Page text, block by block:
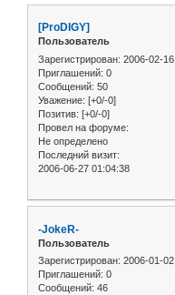
[ProDIGY]
Пользователь
Зарегистрирован: 2006-02-16
Приглашений: 0
Сообщений: 50
Уважение: [+0/-0]
Позитив: [+0/-0]
Провел на форуме:
Не определено
Последний визит:
2006-06-27 01:04:38
-JokeR-
Пользователь
Зарегистрирован: 2006-01-02
Приглашений: 0
Сообщений: 46